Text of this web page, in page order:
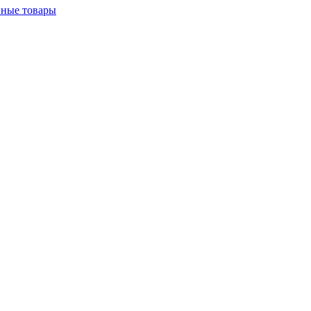
товары